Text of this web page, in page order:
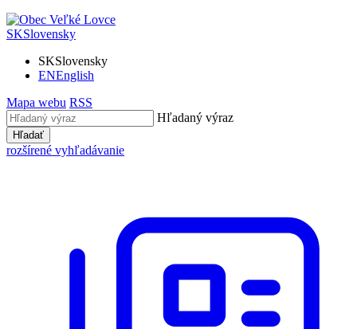
SKSlovensky
SKSlovensky
ENEnglish
Mapa webu RSS
Hľadaný výraz
Hľadať
rozšírené vyhľadávanie